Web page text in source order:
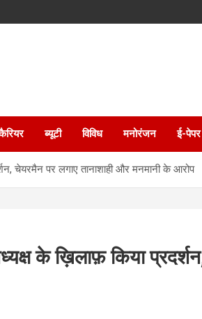
ब्यूटी विविध मनोरंजन ई-पेपर
चेयरमैन पर लगाए तानाशाही और मनमानी के आरोप
के ख़िलाफ़ किया